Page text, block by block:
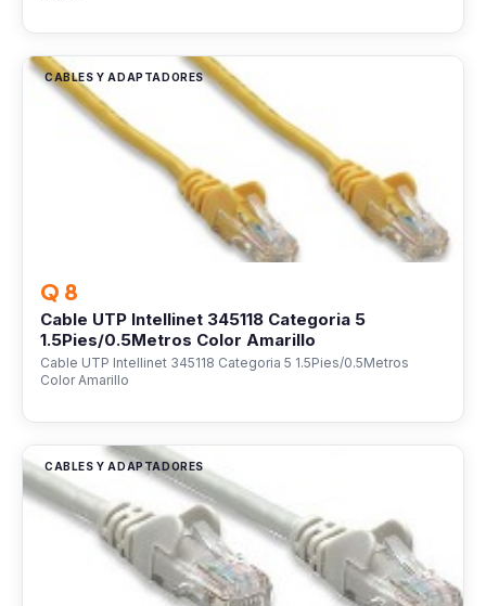
CABLES Y ADAPTADORES
Q 8
Cable UTP Intellinet 345118 Categoria 5
1.5Pies/0.5Metros Color Amarillo
Cable UTP Intellinet 345118 Categoria 5 1.5Pies/0.5Metros
Color Amarillo
CABLES Y ADAPTADORES